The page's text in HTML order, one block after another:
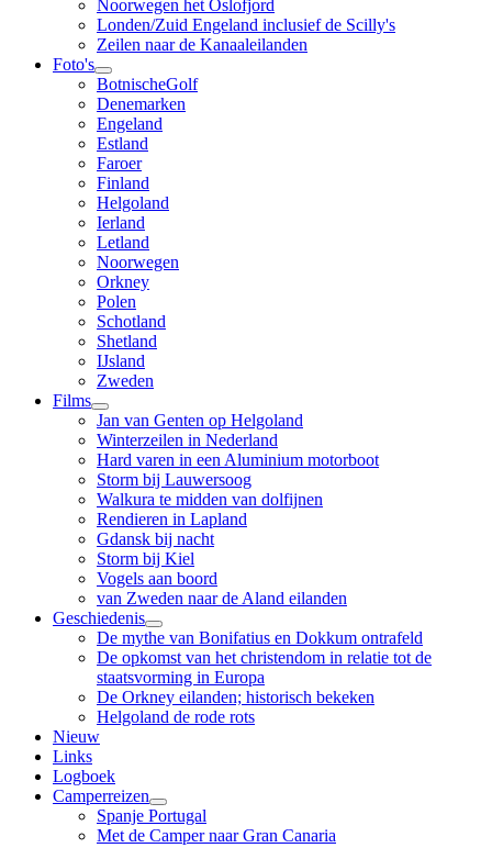
Noorwegen het Oslofjord
Londen/Zuid Engeland inclusief de Scilly's
Zeilen naar de Kanaaleilanden
Foto's
BotnischeGolf
Denemarken
Engeland
Estland
Faroer
Finland
Helgoland
Ierland
Letland
Noorwegen
Orkney
Polen
Schotland
Shetland
IJsland
Zweden
Films
Jan van Genten op Helgoland
Winterzeilen in Nederland
Hard varen in een Aluminium motorboot
Storm bij Lauwersoog
Walkura te midden van dolfijnen
Rendieren in Lapland
Gdansk bij nacht
Storm bij Kiel
Vogels aan boord
van Zweden naar de Aland eilanden
Geschiedenis
De mythe van Bonifatius en Dokkum ontrafeld
De opkomst van het christendom in relatie tot de
staatsvorming in Europa
De Orkney eilanden; historisch bekeken
Helgoland de rode rots
Nieuw
Links
Logboek
Camperreizen
Spanje Portugal
Met de Camper naar Gran Canaria